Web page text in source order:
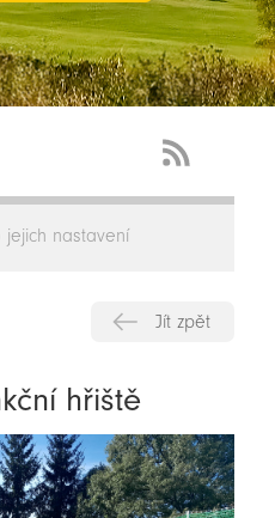
Feed
nastavení
Jít zpět
hřiště